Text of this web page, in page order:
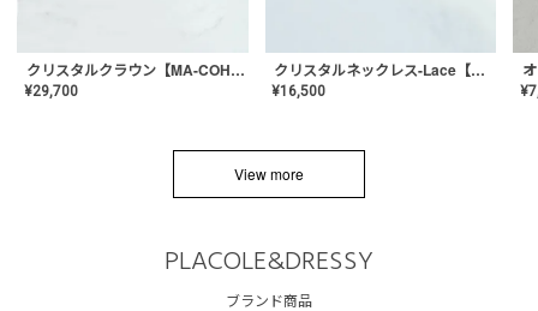
クリスタルクラウン【MA-COHD-01】韓国風クラウン/ウェディングクラウン/ティアラ
¥29,700
クリスタルネックレス-Lace【MA-CONL-02】
¥16,500 ¥
View more
PLACOLE&DRESSY
ブランド商品